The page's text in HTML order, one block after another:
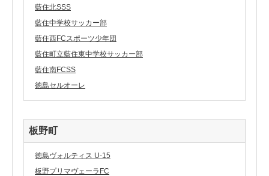
藍住北SSS
藍住中学校サッカー部
藍住西FCスポーツ少年団
藍住町立藍住東中学校サッカー部
藍住南FCSS
徳島セルオーレ
板野町
徳島ヴォルティス U-15
板野プリマヴェーラFC